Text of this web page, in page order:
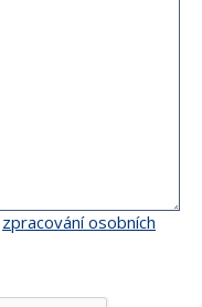
zpracování osobních